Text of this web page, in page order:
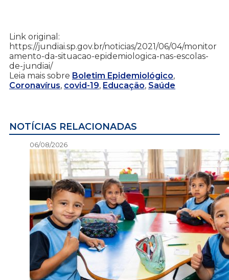
Link original:
https://jundiai.sp.gov.br/noticias/2021/06/04/monitor
amento-da-situacao-epidemiologica-nas-escolas-
de-jundiai/
Leia mais sobre Boletim Epidemiológico,
Coronavírus, covid-19, Educação, Saúde
NOTÍCIAS RELACIONADAS
06/08/2026